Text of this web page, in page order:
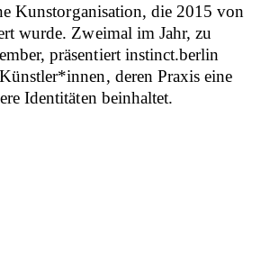
Kunstorganisation, die 2015 von
wurde. Zweimal im Jahr, zu
präsentiert instinct.berlin
deren Praxis eine
Identitäten beinhaltet.